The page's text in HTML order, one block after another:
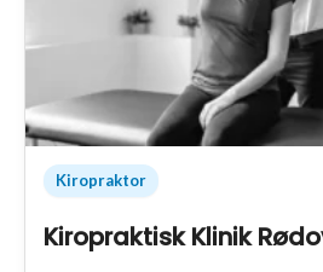
Kiropraktor
Kiropraktisk Klinik